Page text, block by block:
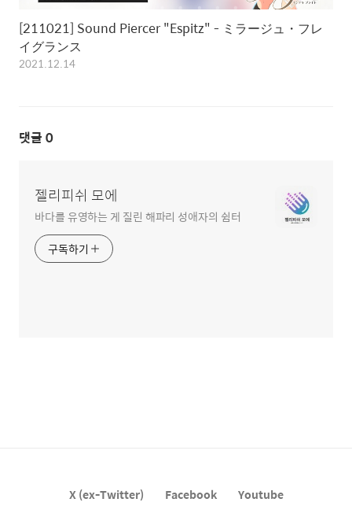
[211021] Sound Piercer "Espitz" - ミラージュ・フレ
イグランス
2021.12.14
댓글 0
젤리피쉬 모에
바다를 유영하는 게 질린 해파리 성애자의 쉼터
구독하기
X (ex-Twitter) Facebook Youtube